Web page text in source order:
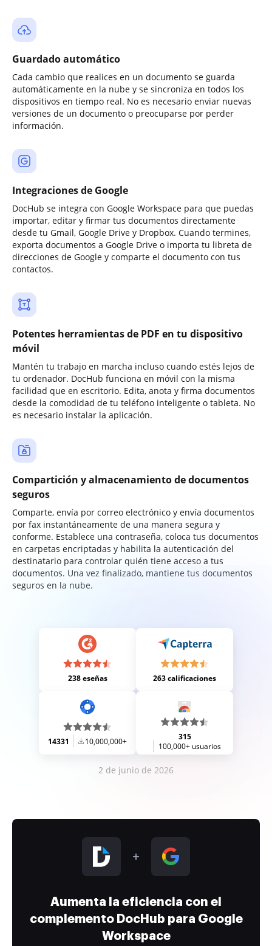
Guardado automático
Cada cambio que realices en un documento se guarda
automáticamente en la nube y se sincroniza en todos los
dispositivos en tiempo real. No es necesario enviar nuevas
versiones de un documento o preocuparse por perder
información.
Integraciones de Google
DocHub se integra con Google Workspace para que puedas
importar, editar y firmar tus documentos directamente
desde tu Gmail, Google Drive y Dropbox. Cuando termines,
exporta documentos a Google Drive o importa tu libreta de
direcciones de Google y comparte el documento con tus
contactos.
Potentes herramientas de PDF en tu dispositivo
móvil
Mantén tu trabajo en marcha incluso cuando estés lejos de
tu ordenador. DocHub funciona en móvil con la misma
facilidad que en escritorio. Edita, anota y firma documentos
desde la comodidad de tu teléfono inteligente o tableta. No
es necesario instalar la aplicación.
Compartición y almacenamiento de documentos
seguros
Comparte, envía por correo electrónico y envía documentos
por fax instantáneamente de una manera segura y
conforme. Establece una contraseña, coloca tus documentos
en carpetas encriptadas y habilita la autenticación del
destinatario para controlar quién tiene acceso a tus
documentos. Una vez finalizado, mantiene tus documentos
seguros en la nube.
238 eseñas 263 calificaciones
14331 10,000,000+
315
100,000+ usuarios
2 de junio de 2026
Aumenta la eficiencia con el
complemento DocHub para Google
Workspace